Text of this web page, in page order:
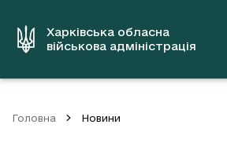
вмістуХарківська обласна
військова адміністрація
Головна Новини